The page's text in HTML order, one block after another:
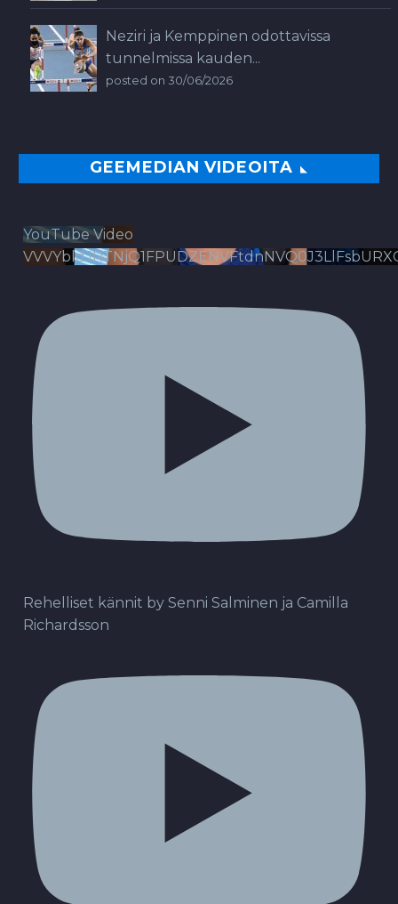
Neziri ja Kemppinen odottavissa
tunnelmissa kauden...
posted on 30/06/2026
GEEMEDIAN VIDEOITA
YouTube Video
Rehelliset kännit by Senni Salminen ja Camilla
Richardsson